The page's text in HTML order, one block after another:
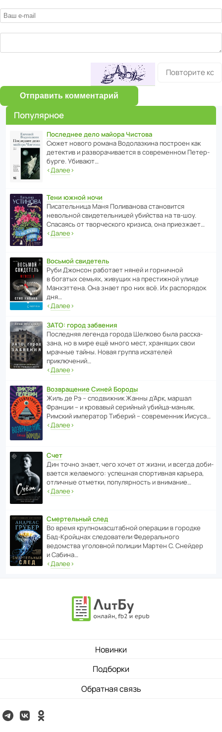
Отправить комментарий
Популярное
Последнее дело майора Чистова
Сюжет нового романа Водо­ла­з­кина пост­роен как
дете­ктив и разво­ра­чи­ва­ется в совре­менном Пете­р­
бурге. Убивают…
‹Далее›
Тени южной ночи
Писа­тель­ница Маня Поли­ва­нова стано­вится
невольной свиде­тель­ницей убийства на тв-шоу.
Спасаясь от твор­че­с­кого кризиса, она приезжает…
‹Далее›
Восьмой свидетель
Руби Джонсон рабо­тает няней и горни­чной
в богатых семьях, живущих на прес­ти­жной улице
Манх­эт­тена. Она знает про них всё. Их распо­рядок
дня…
‹Далее›
ЗАТО: город забвения
После­дняя легенда города Шелково была расска­
зана, но в мире ещё много мест, хранящих свои
мрачные тайны. Новая группа иска­телей
приключений…
‹Далее›
Возвращение Синей Бороды
Жиль де Рэ – спод­ви­жник Жанны д’Арк, маршал
Франции – и кровавый серийный убийца-маньяк.
Римский импе­ратор Тиберий – совре­менник Иисуса…
‹Далее›
Счет
Дин точно знает, чего хочет от жизни, и всегда доби­
ва­ется жела­е­мого: успе­шная спор­ти­вная карьера,
отли­чные отметки, попу­ля­р­ность и внимание…
‹Далее›
Смертельный след
Во время круп­но­мас­ш­та­бной операции в городке
Бад‑Крой­цнах следо­ва­тели Феде­раль­ного
ведомства уголо­вной полиции Мартен С. Снейдер
и Сабина…
‹Далее›
Новинки
Подборки
Обратная связь